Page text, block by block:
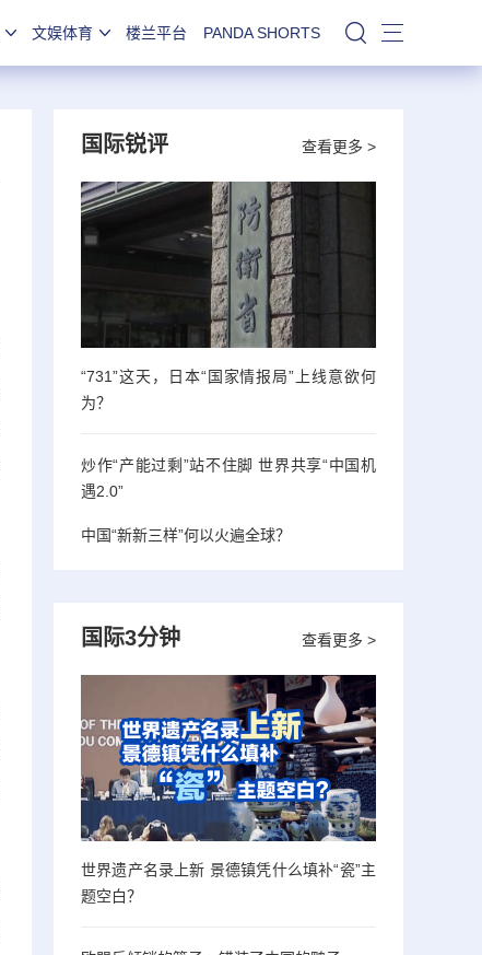
文娱体育 楼兰平台 PANDA SHORTS 站内搜索
查看更多 >
国际锐评
“731”这天，日本“国家情报局”上线意欲何
为？
炒作“产能过剩”站不住脚 世界共享“中国机
遇2.0”
中国“新新三样”何以火遍全球？
查看更多 >
国际3分钟
世界遗产名录上新 景德镇凭什么填补“瓷”主
题空白？